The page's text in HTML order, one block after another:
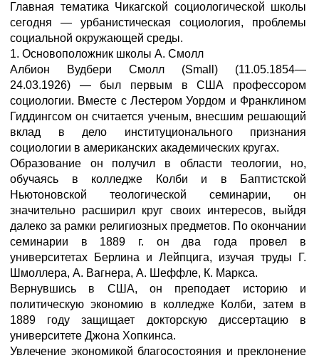
Главная тематика Чикагской социологической школы
сегодня — урбанистическая социология, проблемы
социальной окружающей среды.
1. Основоположник школы А. Смолл
Албион Вудбери Смолл (Small) (11.05.1854—
24.03.1926) — был первым в США профессором
социологии. Вместе с Лестером Уордом и Франклином
Гиддингсом он считается ученым, внесшим решающий
вклад в дело институционального признания
социологии в американских академических кругах.
Образование он получил в области теологии, но,
обучаясь в колледже Колби и в Баптистской
Ньютоновской теологической семинарии, он
значительно расширил круг своих интересов, выйдя
далеко за рамки религиозных предметов. По окончании
семинарии в 1889 г. он два года провел в
университетах Берлина и Лейпцига, изучая труды Г.
Шмоллера, А. Вагнера, А. Шеффле, К. Маркса.
Вернувшись в США, он преподает историю и
политическую экономию в колледже Колби, затем в
1889 году защищает докторскую диссертацию в
университете Джона Хопкинса.
Увлечение экономикой благосостояния и преклонение